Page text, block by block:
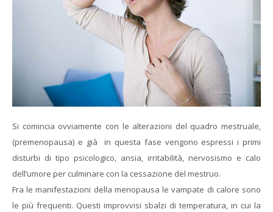
Si comincia ovviamente con le alterazioni del quadro mestruale,
(premenopausa) e già in questa fase vengono espressi i primi
disturbi di tipo psicologico, ansia, irritabilità, nervosismo e calo
dell’umore per culminare con la cessazione del mestruo.
Fra le manifestazioni della menopausa le vampate di calore sono
le più frequenti. Questi improvvisi sbalzi di temperatura, in cui la